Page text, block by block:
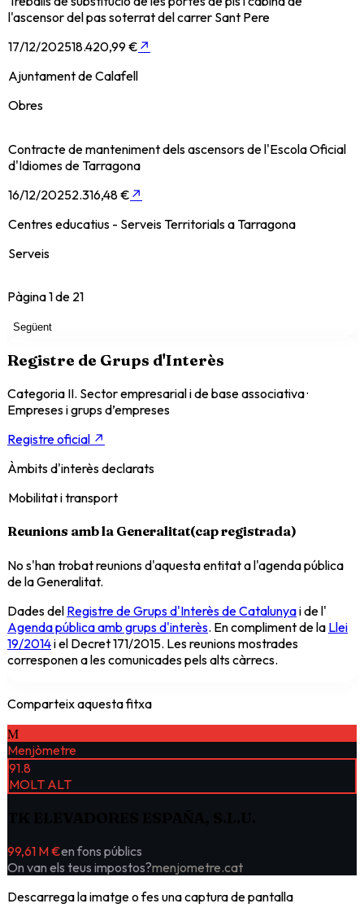
l'ascensor del pas soterrat del carrer Sant Pere
17/12/202518.420,99 € ↗
Ajuntament de Calafell
Obres
Contracte de manteniment dels ascensors de l'Escola Oficial
d'Idiomes de Tarragona
16/12/20252.316,48 € ↗
Centres educatius - Serveis Territorials a Tarragona
Serveis
Pàgina1de 21
Següent
Registre de Grups d'Interès
Categoria II. Sector empresarial i de base associativa·
Empreses i grups d’empreses
Registre oficial ↗
Àmbits d'interès declarats
Mobilitat i transport
Reunions amb la Generalitat(cap registrada)
No s'han trobat reunions d'aquesta entitat a l'agenda pública
de la Generalitat.
Dades del Registre de Grups d'Interès de Catalunyai de l'
Agenda pública amb grups d'interès. En compliment de la Llei
19/2014i el Decret 171/2015. Les reunions mostrades
corresponen a les comunicades pels alts càrrecs.
Comparteix aquesta fitxa
M
Menjòmetre
91.8
MOLT ALT
99,61 M €en fons públics
On van els teus impostos?menjometre.cat
Descarrega la imatge o fes una captura de pantalla